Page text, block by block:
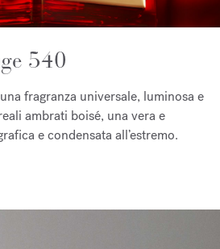
540
fragranza universale, luminosa e
ambrati boisé, una vera e
e condensata all’estremo.